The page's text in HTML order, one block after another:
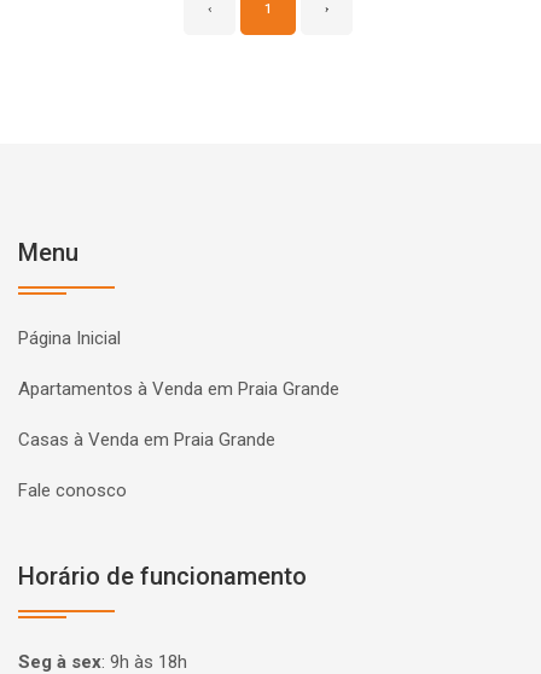
‹ 1 ›
Menu
Página Inicial
Apartamentos à Venda em Praia Grande
Casas à Venda em Praia Grande
Fale conosco
Horário de funcionamento
Seg à sex: 9h às 18h